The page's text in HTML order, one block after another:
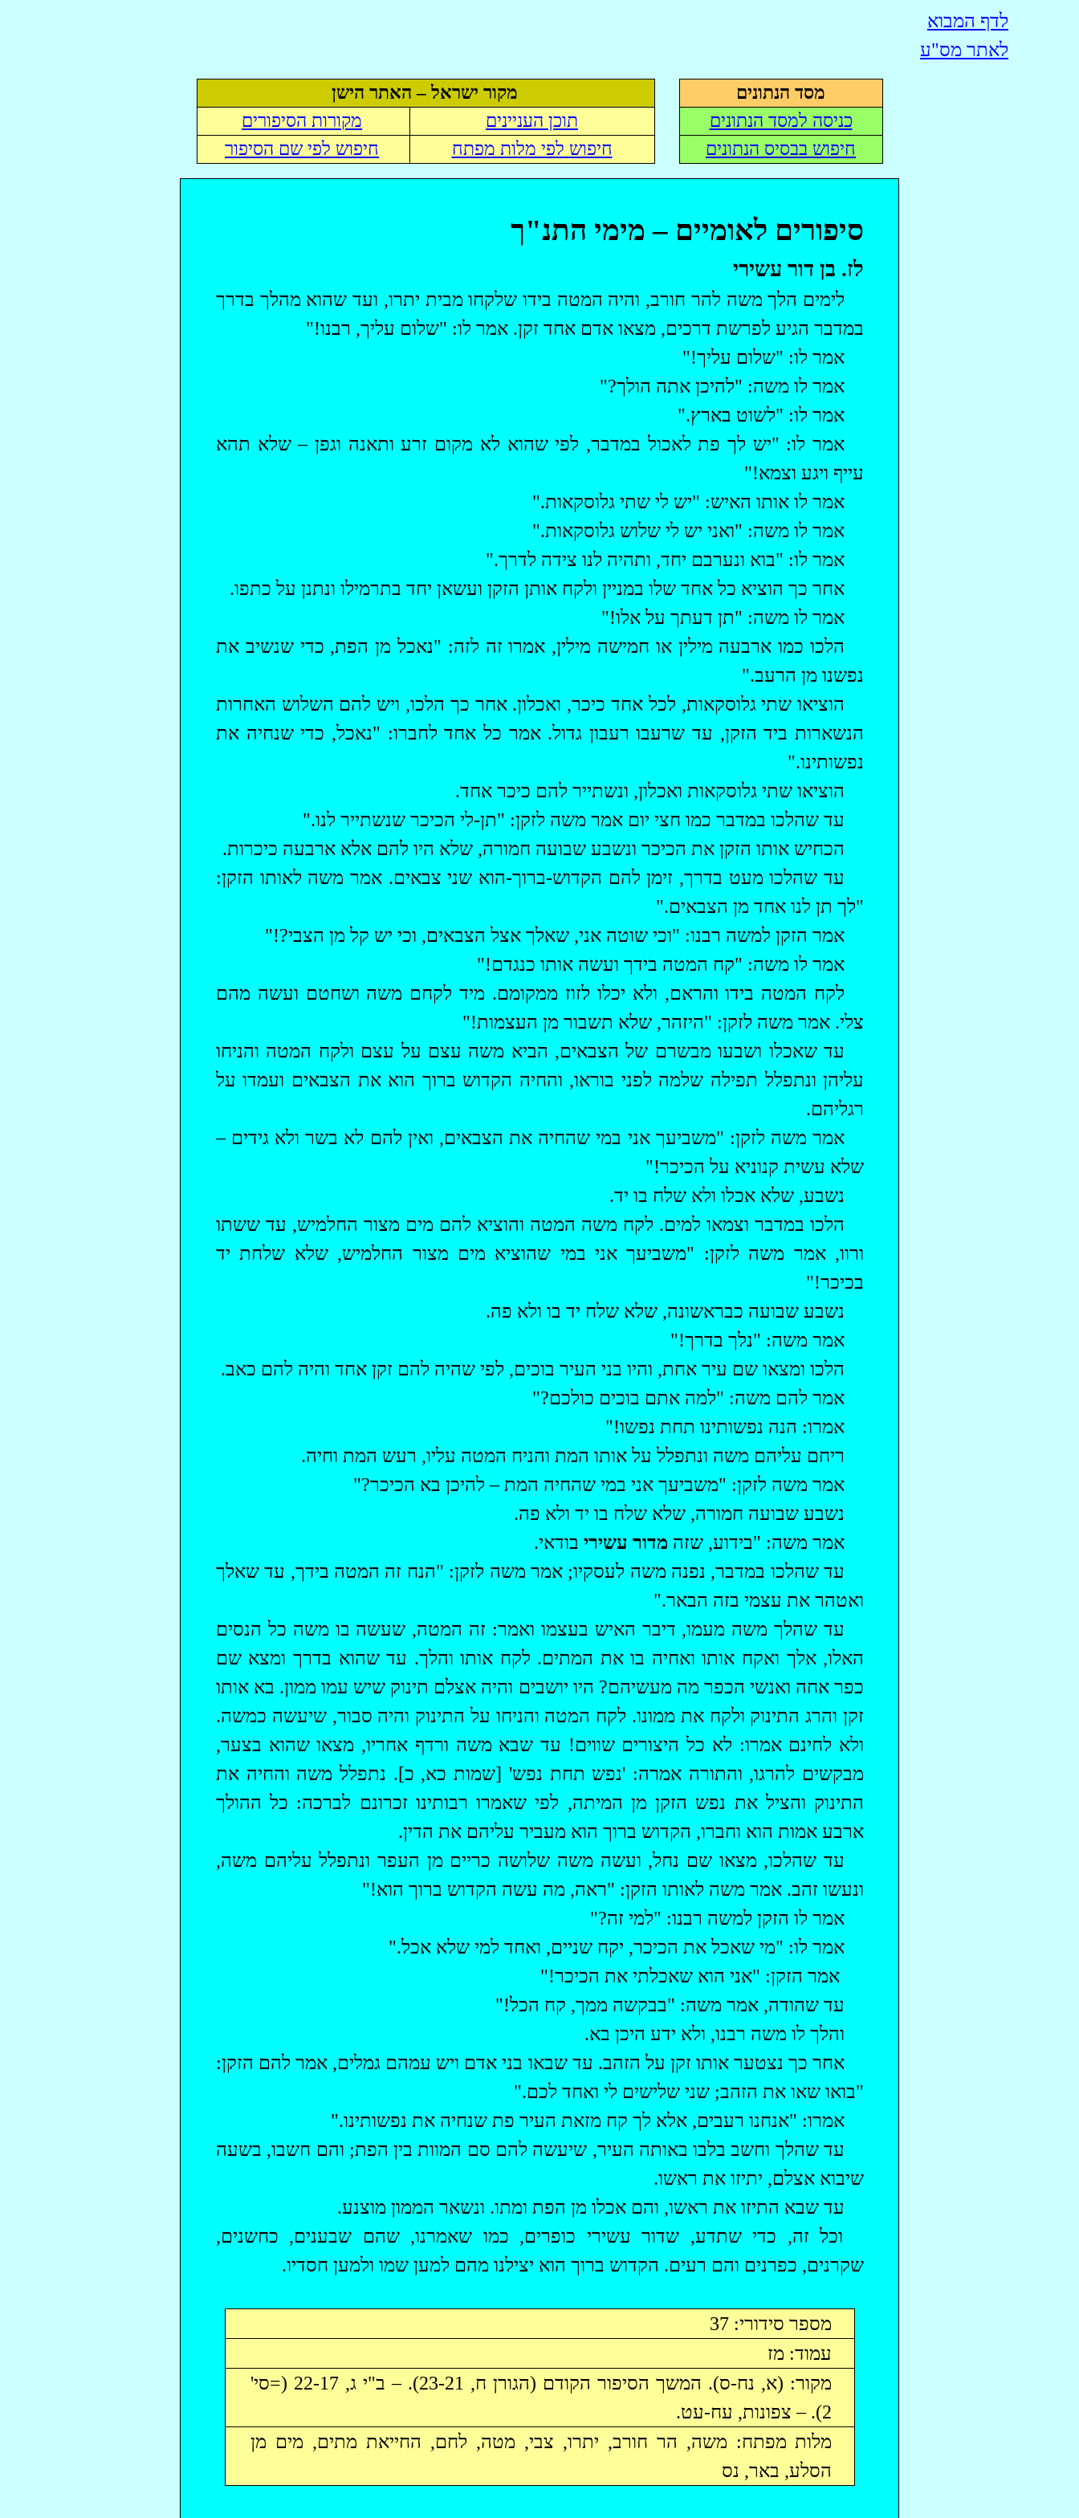
לדף המבוא
לאתר מס"ע
מסד הנתונים
מקור ישראל – האתר הישן
כניסה למסד הנתונים
תוכן העניינים
מקורות הסיפורים
חיפוש בבסיס הנתונים
חיפוש לפי מלות מפתח חיפוש לפי שם הסיפור
סיפורים לאומיים – מימי התנ"ך
לז. בן דור עשירי
‏לימים הלך משה להר חורב, והיה המטה בידו שלקחו מבית יתרו, ועד שהוא מהלך בדרך
במדבר הגיע לפרשת דרכים, מצאו אדם אחד זקן. אמר לו: "שלום עליך, רבנו!"
אמר לו: "שלום עליך!"
אמר לו משה: "להיכן אתה הולך?"
אמר לו: "לשוט בארץ."
אמר לו: "יש לך פת לאכול במדבר, לפי שהוא לא מקום זרע ותאנה וגפן – שלא תהא
עייף ויגע וצמא!"
אמר לו אותו האיש: "יש לי שתי גלוסקאות."
אמר לו משה: "ואני יש לי שלוש גלוסקאות."
אמר לו: "בוא ונערבם יחד, ותהיה לנו צידה לדרך."
אחר כך הוציא כל אחד שלו במניין ולקח אותן הזקן ועשאןיחד בתרמילו ונתנן על כתפו.
אמר לו משה: "תן דעתך על אלו!"
‏הלכו כמו ארבעה מילין או חמישה מילין, אמרו זה לזה: "נאכל מן הפת, כדי שנשיב את
נפשנו מן הרעב."
הוציאו שתי גלוסקאות, לכל אחד כיכר, ואכלון. אחר כך הלכו, ויש להם השלוש האחרות
הנשארות ביד הזקן, עד שרעבו רעבון גדול. אמר כל אחד לחברו: "נאכל, כדי שנחיה את
נפשותינו."
הוציאו שתי גלוסקאות ואכלון, ונשתייר להם כיכר אחד.
‏עד שהלכו במדבר כמו חצי יום אמר משה לזקן: "תן-לי הכיכר שנשתייר לנו."
הכחיש אותו הזקן את הכיכר ונשבע שבועה חמורה, שלא היו להם אלא ארבעה כיכרות.
עד שהלכו מעט בדרך, זימן להם הקדוש-ברוך-הוא שני צבאים. אמר משה לאותו הזקן:
"לך תן לנו אחד מן הצבאים."
אמר הזקן למשה רבנו: "וכי שוטה אני, שאלך אצל הצבאים, וכי יש קל מן הצבי?!"
אמר לו משה: "קח המטה בידך ועשה אותו כנגדם!"
לקח המטה בידו והראם, ולא יכלו לזוז ממקומם. מיד לקחם משה ושחטם ועשה מהם
צלי. אמר משה לזקן: "היזהר, שלא תשבור מן העצמות!"
עד שאכלו ושבעו מבשרם של הצבאים, הביא משה עצם על עצם ולקח המטה והניחו
עליהן ונתפלל תפילה שלמה לפני בוראו, והחיה הקדוש ברוך הוא את הצבאים ועמדו על
רגליהם.
אמר משה לזקן: "משביעך אני במי שהחיה את הצבאים, ואין להם לא בשר ולא גידים –
שלא עשית קנוניא על הכיכר!"
נשבע, שלא אכלו ולא שלח בו יד.
‏הלכו במדבר וצמאו למים. לקח משה המטה והוציא להם מים מצור החלמיש, עד ששתו
ורוו, אמר משה לזקן: "משביעך אני במי שהוציא מים מצור החלמיש, שלא שלחת יד
בכיכר!"
נשבע שבועה כבראשונה, שלא שלח יד בו ולא פה.
אמר משה: "נלך בדרך!"
‏הלכו ומצאו שם עיר אחת, והיו בני העיר בוכים, לפי שהיה להם זקן אחד והיה להם כאב.
אמר להם משה: "למה אתם בוכים כולכם?"
אמרו: הנה נפשותינו תחת נפשו!"
ריחם עליהם משה ונתפלל על אותו המת והניח המטה עליו, רעש המת וחיה.
אמר משה לזקן: "משביעך אני במי שהחיה המת – להיכן בא הכיכר?"
נשבע שבועה חמורה, שלא שלח בו יד ולא פה.
אמר משה: "בידוע, שזה מדור עשיריבודאי.
‏עד שהלכו במדבר, נפנה משה לעסקיו; אמר משה לזקן: "הנח זה המטה בידך, עד שאלך
ואטהר את עצמי בזה הבאר."
עד שהלך משה מעמו, דיבר האיש בעצמו ואמר: זה המטה, שעשה בו משה כל הנסים
האלו, אלך ואקח אותו ואחיה בו את המתים. לקח אותו והלך. עד שהוא בדרך ומצא שם
כפר אחה ואנשי הכפר מה מעשיהם? היו יושבים והיה אצלם תינוק שיש עמו ‏ממון. בא אותו
זקן והרג התינוק ולקח את ממונו. לקח המטה והניחו על התינוק והיה סבור, שיעשה כמשה.
ולא לחינם אמרו: לא כל היצורים שווים! עד שבא משה ורדף אחריו, מצאו שהוא בצער,
מבקשים להרגו, והתורה אמרה: 'נפש תחת נפש' [שמות כא, כ]. נתפלל משה והחיה את
התינוק והציל את נפש הזקן מן המיתה, לפי שאמרו רבותינו זכרונם לברכה: כל ההולך
ארבע אמות הוא וחברו, הקדוש ברוך הוא מעביר עליהם את הדין.
‏עד שהלכו, מצאו שם נחל, ועשה משה שלושה כריים מן העפר ונתפלל עליהם משה,
ונעשו זהב. אמר משה לאותו הזקן: "ראה, מה עשה הקדוש ברוך הוא!"
אמר לו הזקן למשה רבנו: "‏למי זה?"
אמר לו: "מי שאכל את הכיכר, יקח שניים, ואחד למי שלא אכל."
אמר הזקן: "אני הוא שאכלתי את הכיכר!"
עד שהודה, אמר משה: "בבקשה ממך, קח הכל!"
והלך לו משה רבנו, ולא ידע היכן בא.
‏אחר כך נצטער אותו זקן על הזהב. עד שבאו בני אדם ויש עמהם גמלים, אמר להם הזקן:
"בואו שאו את הזהב; שני שלישים לי ואחד לכם."
אמרו: "אנחנו רעבים, אלא לך קח מזאת העיר פת שנחיה את נפשותינו."
עד שהלך וחשב בלבו באותה העיר, שיעשה להם סם המוות בין הפת; והם חשבו, בשעה
שיבוא אצלם, יתיזו את ראשו.
עד שבא התיזו את ראשו, והם אכלו מן הפת ומתו. ונשאר הממון מוצנע.
‏וכל זה, כדי שתדע, שדור עשירי כופרים, כמו שאמרנו, שהם שבענים, כחשנים,
שקרנים, כפרנים והם רעים. הקדוש ברוך הוא יצילנו מהם למען שמו ולמען חסדיו.
מספר סידורי: 37
עמוד: מז
מקור: (א, נח-ס). המשך הסיפור הקודם (הגורן ח, 23-21). – ב"י ג, 22-17 (=סי'
2). – צפונות,
עח-עט.
מלות מפתח: משה, הר חורב, יתרו, צבי, מטה, לחם, החייאת מתים, מים מן
הסלע, באר, נס